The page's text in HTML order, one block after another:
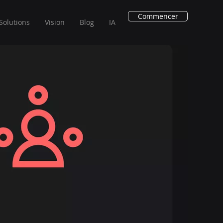
Vision Blog IA
Commencer